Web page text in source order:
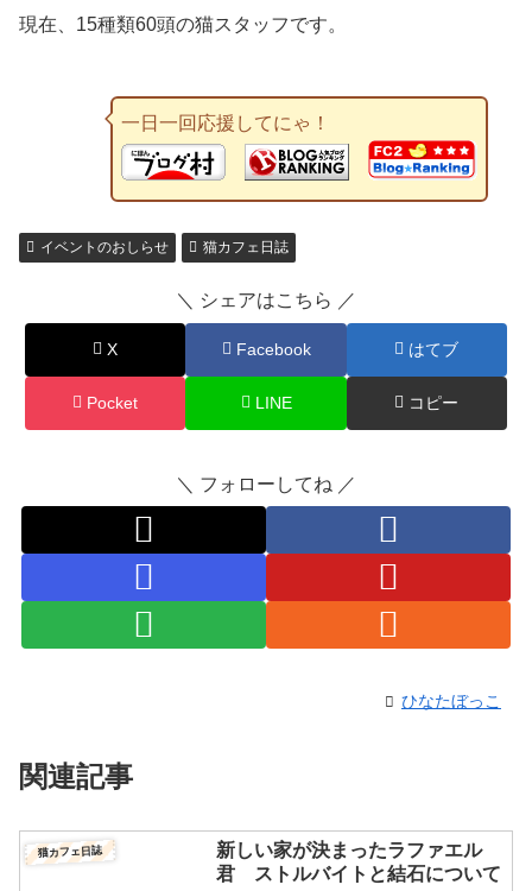
現在、15種類60頭の猫スタッフです。
一日一回応援してにゃ！
イベントのおしらせ 猫カフェ日誌
＼ シェアはこちら ／
X Facebook はてブ
Pocket LINE コピー
＼ フォローしてね ／
ひなたぼっこ
関連記事
猫カフェ日誌
新しい家が決まったラファエル
君 ストルバイトと結石について